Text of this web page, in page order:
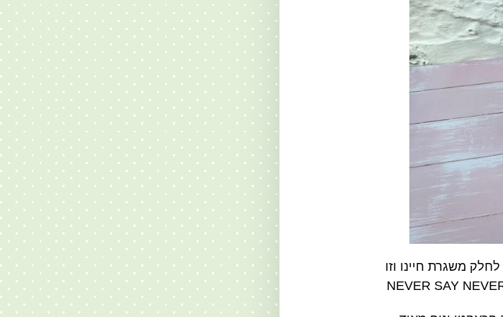
משגרת חיינו וזו